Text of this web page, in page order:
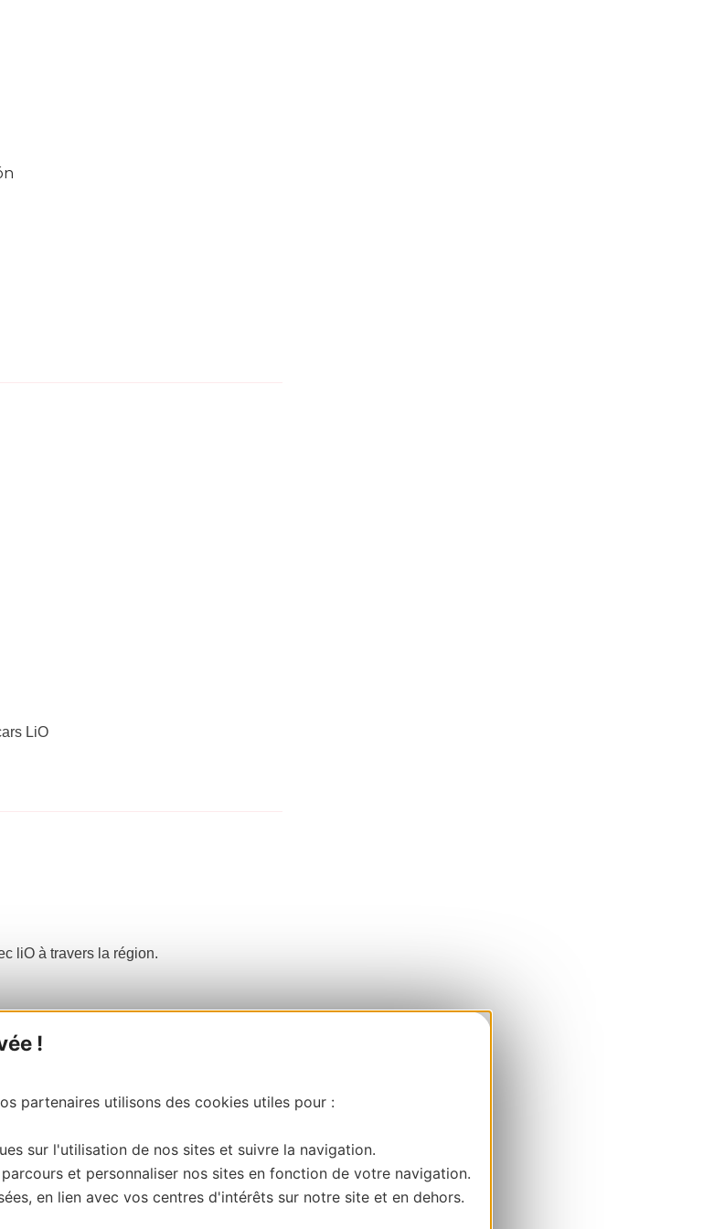
!
partenaires utilisons des cookies utiles pour :
sur l'utilisation de nos sites et suivre la navigation.
et personnaliser nos sites en fonction de votre navigation.
en lien avec vos centres d'intérêts sur notre site et en dehors.
LiO
liO à travers la région.